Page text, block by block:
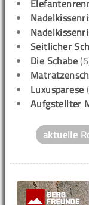
Seitlicher
Die Schabe
Luxusparese
Aufgstellter
aktuelle